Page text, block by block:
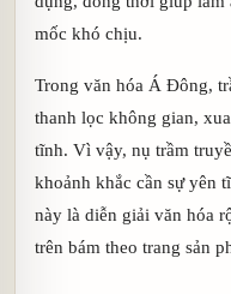
mốc khó chịu.
Trong văn hóa Á Đông,
thanh lọc không gian,
tĩnh. Vì vậy, nụ trầm
khoảnh khắc cần sự yên
này là diễn giải văn hóa
trên bám theo trang sản